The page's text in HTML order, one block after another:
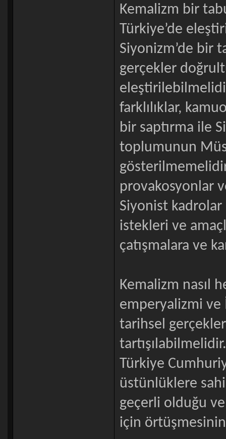
Kemalizm bir
Türkiye’de
Siyonizm’de bir
gerçekler
farklılıklar,
bir saptırma ile
toplumunun
provakosyonlar
Siyonist
istekleri ve
çatışmalara ve
Kemalizm nasıl
emperyalizmi ve
tarihsel
Türkiye
üstünlüklere
geçerli olduğu
için örtüşmesinin